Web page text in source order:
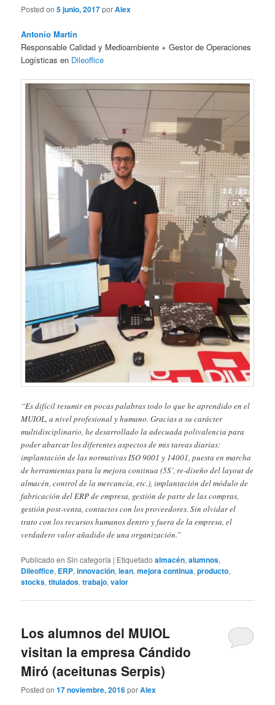
Posted on5 junio, 2017porAlex
Antonio Martín
Responsable Calidad y Medioambiente + Gestor de Operaciones
Logísticas en Dileoffice
“Es difícil resumir en pocas palabras todo lo que he aprendido en el
MUIOL, a nivel profesional y humano. Gracias a su carácter
multidisciplinario, he desarrollado la adecuada polivalencia para
poder abarcar los diferentes aspectos de mis tareas diarias:
implantación de las normativas ISO 9001 y 14001, puesta en marcha
de herramientas para la mejora continua (5S’, re-diseño del layout de
almacén, control de la mercancía, etc.), implantación del módulo de
fabricación del ERP de empresa, gestión de parte de las compras,
gestión post-venta, contactos con los proveedores. Sin olvidar el
trato con los recursos humanos dentro y fuera de la empresa, el
verdadero valor añadido de una organización.”
Publicado en Sin categoría | Etiquetado almacén,alumnos,
Dileoffice, ERP,innovación,lean,mejora continua,producto,
stocks,titulados,trabajo,valor
Los alumnos del MUIOL
visitan la empresa Cándido
Miró (aceitunas Serpis)
Posted on17 noviembre, 2016porAlex